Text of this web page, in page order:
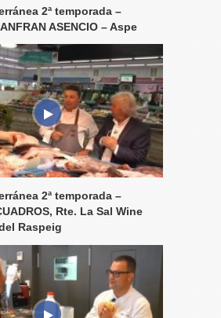
2ª temporada –
ASENCIO – Aspe
2ª temporada –
Rte. La Sal Wine
Raspeig